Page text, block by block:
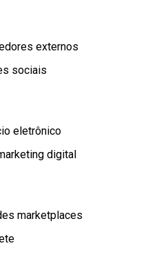
externos
sociais
eletrônico
digital
marketplaces